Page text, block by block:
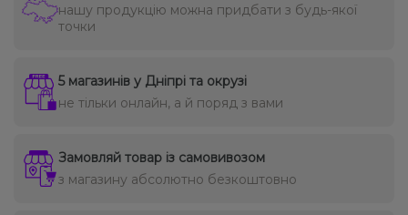
нашу продукцію можна придбати з будь-якої
точки
5 магазинів у Дніпрі та окрузі
не тільки онлайн, а й поряд з вами
Замовляй товар із самовивозом
з магазину абсолютно безкоштовно